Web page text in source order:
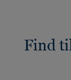
Find